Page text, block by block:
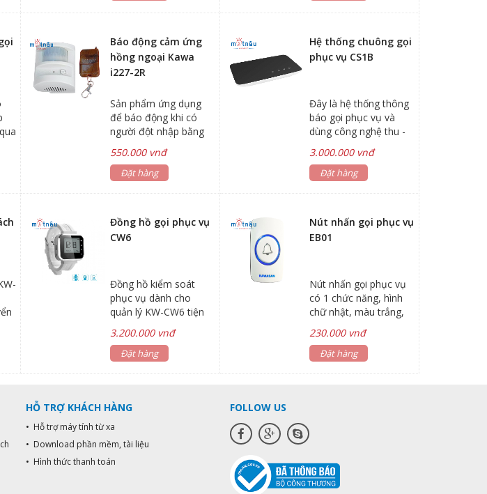
Báo động cảm ứng
hồng ngoại Kawa
i227-2R
Sản phẩm ứng dụng
để báo động khi có
người đột nhập bằng
ngoại
550.000 vnđ
Đặt hàng
Hệ thống chuông gọi
phục vụ CS1B
Đây là hệ thống thông
báo gọi phục vụ và
dùng công nghệ thu -
433/315Mhz ,với
khoảng cách xa 100m
lượng cao ,khả năng
chống nhiễu tốt.chức
năng báo gọi phục vụ
3.000.000 vnđ
Đặt hàng
Đồng hồ gọi phục vụ
CW6
Đồng hồ kiểm soát
phục vụ dành cho
quản lý KW-CW6 tiện
quản lý theo dõi lịch sử
khách gọi phục
trang rất được ưa
chuộng.
3.200.000 vnđ
Đặt hàng
Nút nhấn gọi phục vụ
EB01
Nút nhấn gọi phục vụ
có 1 chức năng, hình
chữ nhật, màu trắng,
nhấn gọi khi cần phục
230.000 vnđ
Đặt hàng
HỖ TRỢ KHÁCH HÀNG
• Hỗ trợ máy tính từ xa
• Download phần mềm, tài liệu
• Hình thức thanh toán
FOLLOW US